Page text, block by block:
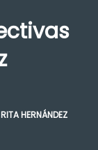
HERNÁNDEZ